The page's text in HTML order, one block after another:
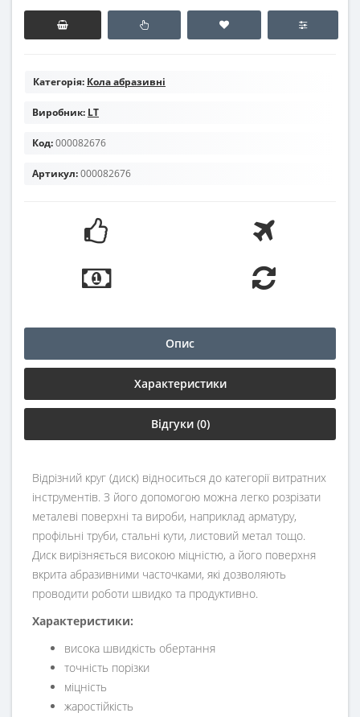
Категорія: Кола абразивні
Виробник: LT
Код:000082676
Артикул:000082676
Опис
Характеристики
Відгуки (0)
Відрізний круг (диск) відноситься до категорії витратних
інструментів. З його допомогою можна легко розрізати
металеві поверхні та вироби, наприклад арматуру,
профільні труби, стальні кути, листовий метал тощо.
Диск вирізняється високою міцністю, а його поверхня
вкрита абразивними часточками, які дозволяють
проводити роботи швидко та продуктивно.
Характеристики:
висока швидкість обертання
точність порізки
міцність
жаростійкість